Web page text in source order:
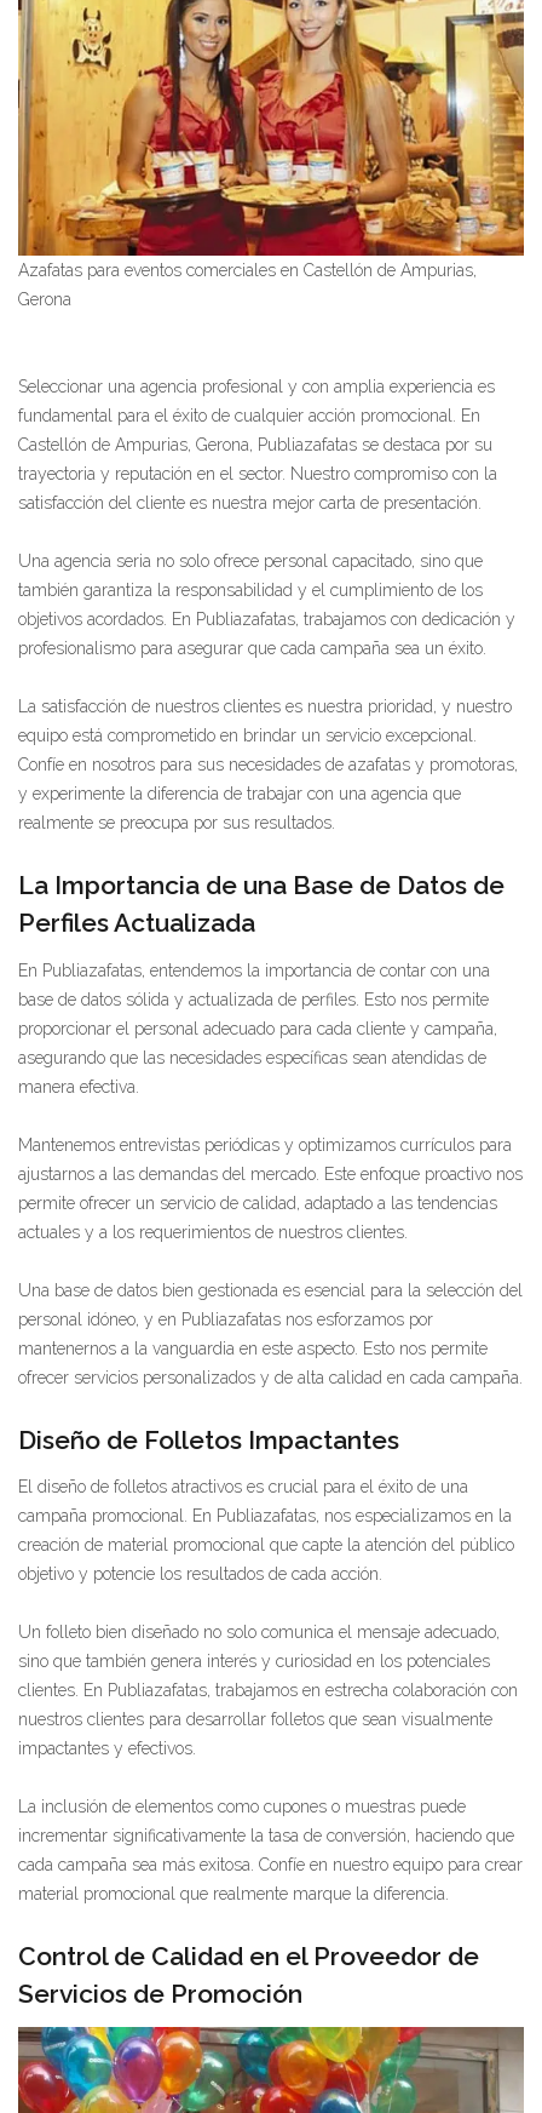
Azafatas para eventos comerciales en Castellón de Ampurias,
Gerona
Seleccionar una agencia profesional y con amplia experiencia es
fundamental para el éxito de cualquier acción promocional. En
Castellón de Ampurias, Gerona, Publiazafatas se destaca por su
trayectoria y reputación en el sector. Nuestro compromiso con la
satisfacción del cliente es nuestra mejor carta de presentación.
Una agencia seria no solo ofrece personal capacitado, sino que
también garantiza la responsabilidad y el cumplimiento de los
objetivos acordados. En Publiazafatas, trabajamos con dedicación y
profesionalismo para asegurar que cada campaña sea un éxito.
La satisfacción de nuestros clientes es nuestra prioridad, y nuestro
equipo está comprometido en brindar un servicio excepcional.
Confíe en nosotros para sus necesidades de azafatas y promotoras,
y experimente la diferencia de trabajar con una agencia que
realmente se preocupa por sus resultados.
La Importancia de una Base de Datos de
Perfiles Actualizada
En Publiazafatas, entendemos la importancia de contar con una
base de datos sólida y actualizada de perfiles. Esto nos permite
proporcionar el personal adecuado para cada cliente y campaña,
asegurando que las necesidades específicas sean atendidas de
manera efectiva.
Mantenemos entrevistas periódicas y optimizamos currículos para
ajustarnos a las demandas del mercado. Este enfoque proactivo nos
permite ofrecer un servicio de calidad, adaptado a las tendencias
actuales y a los requerimientos de nuestros clientes.
Una base de datos bien gestionada es esencial para la selección del
personal idóneo, y en Publiazafatas nos esforzamos por
mantenernos a la vanguardia en este aspecto. Esto nos permite
ofrecer servicios personalizados y de alta calidad en cada campaña.
Diseño de Folletos Impactantes
El diseño de folletos atractivos es crucial para el éxito de una
campaña promocional. En Publiazafatas, nos especializamos en la
creación de material promocional que capte la atención del público
objetivo y potencie los resultados de cada acción.
Un folleto bien diseñado no solo comunica el mensaje adecuado,
sino que también genera interés y curiosidad en los potenciales
clientes. En Publiazafatas, trabajamos en estrecha colaboración con
nuestros clientes para desarrollar folletos que sean visualmente
impactantes y efectivos.
La inclusión de elementos como cupones o muestras puede
incrementar significativamente la tasa de conversión, haciendo que
cada campaña sea más exitosa. Confíe en nuestro equipo para crear
material promocional que realmente marque la diferencia.
Control de Calidad en el Proveedor de
Servicios de Promoción